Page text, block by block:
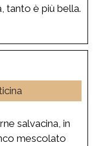
tanto è più bella.
salvacina, in
mescolato